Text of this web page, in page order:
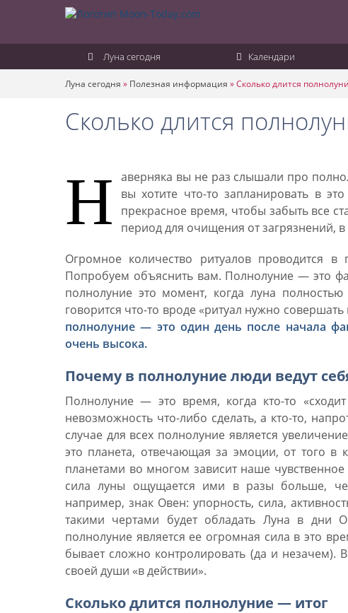
Луна сегодня Календари
Луна сегодня » Полезная информация »Сколько длится
Сколько длится
Н аверняка вы не раз слышали про
вы хотите что-то запланировать в
прекрасное время, чтобы забыть все
период для очищения от загрязнений,
Огромное количество ритуалов проводится в
Попробуем объяснить вам. Полнолуние — это
полнолуние это момент, когда луна
говорится что-то вроде «ритуал нужно
полнолуние — это один день после начала
очень высока.
Почему в полнолуние люди ведут
Полнолуние — это время, когда кто-то
невозможность что-либо сделать, а кто-то,
случае для всех полнолуние является
это планета, отвечающая за эмоции, от того
планетами во многом зависит наше
сила луны ощущается ими в разы больше,
например, знак Овен: упорность, сила,
такими чертами будет обладать Луна в дни
полнолуние является ее огромная сила в это
бывает сложно контролировать (да и незачем).
своей души «в действии».
Сколько длится полнолуние — итог